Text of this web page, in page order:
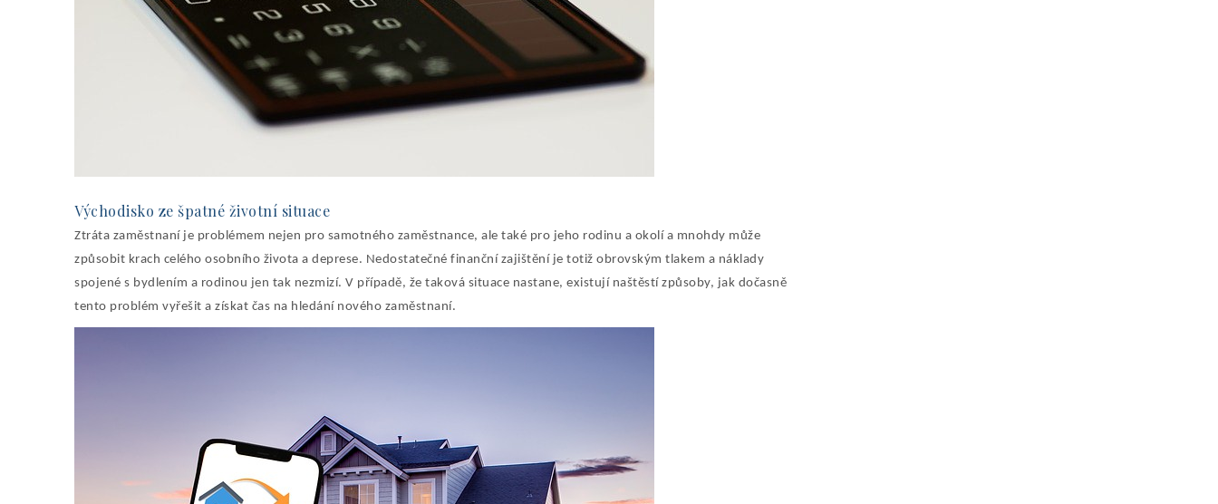
Východisko ze špatné životní situace
Ztráta zaměstnaní je problémem nejen pro samotného zaměstnance, ale také pro jeho rodinu a okolí a mnohdy může
způsobit krach celého osobního života a deprese. Nedostatečné finanční zajištění je totiž obrovským tlakem a náklady
spojené s bydlením a rodinou jen tak nezmizí. V případě, že taková situace nastane, existují naštěstí způsoby, jak dočasně
tento problém vyřešit a získat čas na hledání nového zaměstnaní.